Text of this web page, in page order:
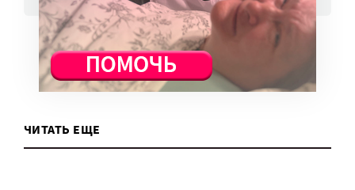
ЧИТАТЬ ЕЩЕ